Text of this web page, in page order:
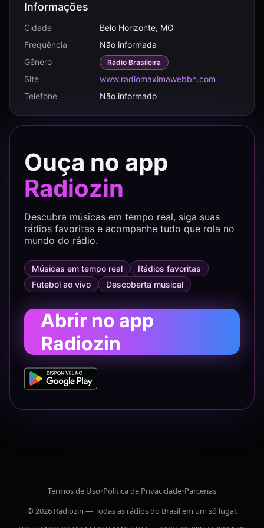
Informações
Cidade
Belo Horizonte, MG
Frequência
Não informada
Gênero
Rádio Brasileira
Site
www.radiomaximawebbh.com
Telefone
Não informado
Ouça no app
Radiozin
Descubra músicas em tempo real, siga suas
rádios favoritas e acompanhe tudo que rola no
mundo do rádio.
Músicas em tempo real
Rádios favoritas
Futebol ao vivo
Descoberta musical
Abrir no app
Radiozin
Termos de Uso•Política de Privacidade•Parcerias
© 2026 Radiozin — Todas as rádios do Brasil em um só lugar.